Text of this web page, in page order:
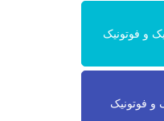
و فوتونیک
فوتونیک